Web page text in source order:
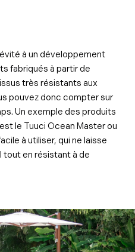
à un développement
fabriqués à partir de
très résistants aux
pouvez donc compter sur
Un exemple des produits
le Tuuci Ocean Master ou
à utiliser, qui ne laisse
tout en résistant à de